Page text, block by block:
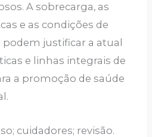
A sobrecarga, as
e as condições de
justificar a atual
e linhas integrais de
a promoção de saúde
cuidadores; revisão.